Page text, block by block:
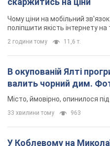
33 хвилини тому
У Коблевому на
морі: загинув чоловік,
Чоловік, ймовірно, підірвався
годину тому 2,3 т.